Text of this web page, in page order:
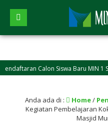
Calon Siswa Baru MIN 1
Anda ada di : Home/
Kegiatan Pembelajaran
Masjid